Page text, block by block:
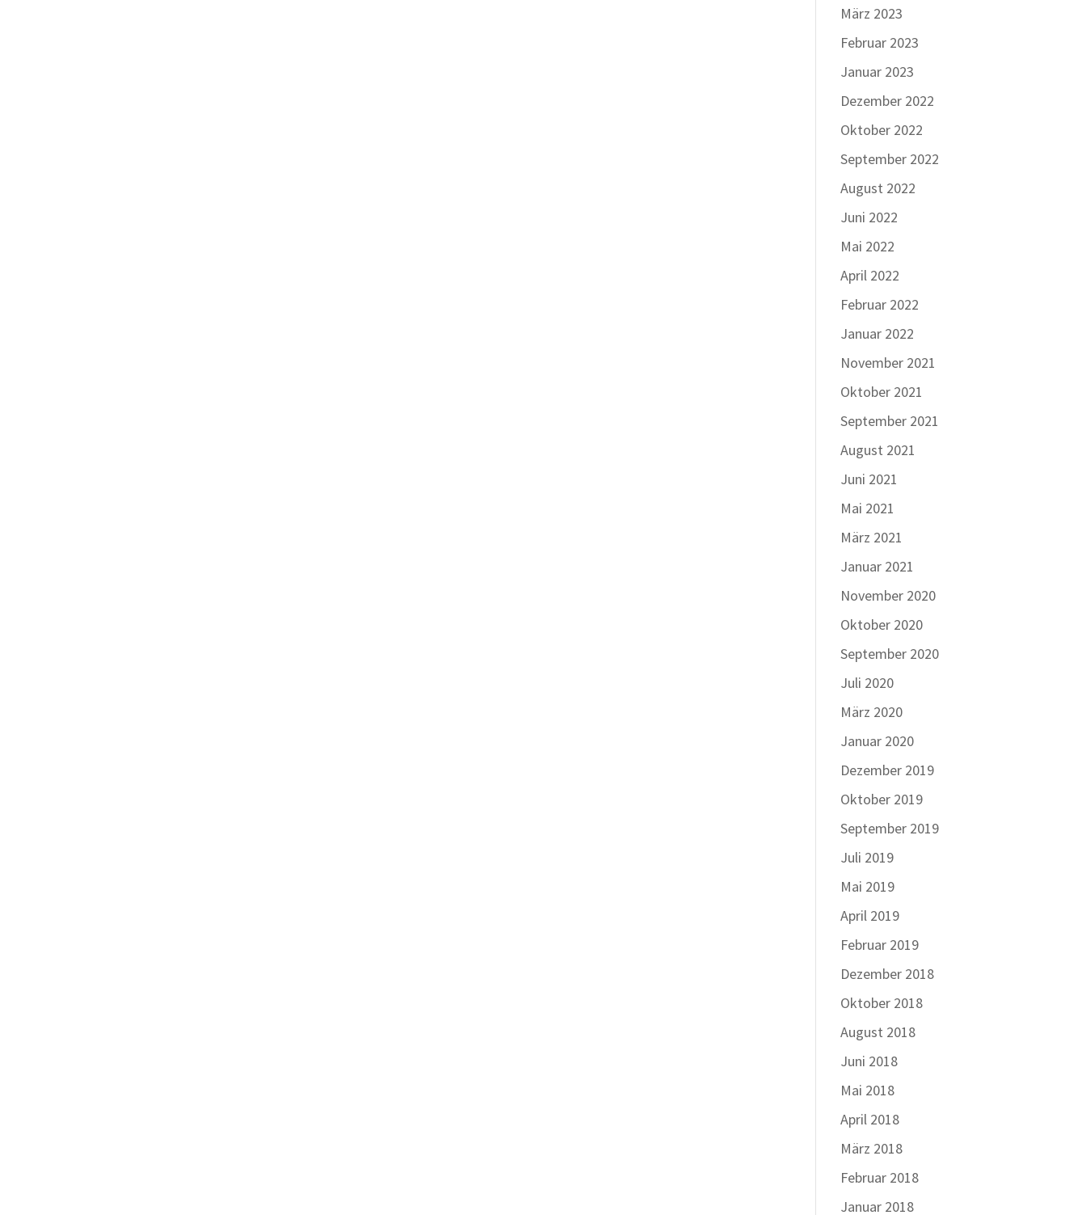
März 2023
Februar 2023
Januar 2023
Dezember 2022
Oktober 2022
September 2022
August 2022
Juni 2022
Mai 2022
April 2022
Februar 2022
Januar 2022
November 2021
Oktober 2021
September 2021
August 2021
Juni 2021
Mai 2021
März 2021
Januar 2021
November 2020
Oktober 2020
September 2020
Juli 2020
März 2020
Januar 2020
Dezember 2019
Oktober 2019
September 2019
Juli 2019
Mai 2019
April 2019
Februar 2019
Dezember 2018
Oktober 2018
August 2018
Juni 2018
Mai 2018
April 2018
März 2018
Februar 2018
Januar 2018